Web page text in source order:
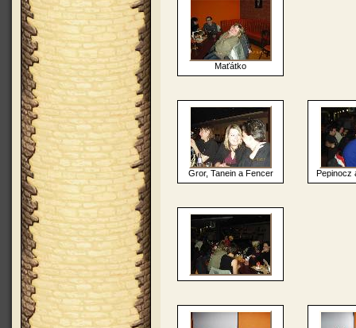
Maťátko
Gror, Tanein a Fencer Pepinocz